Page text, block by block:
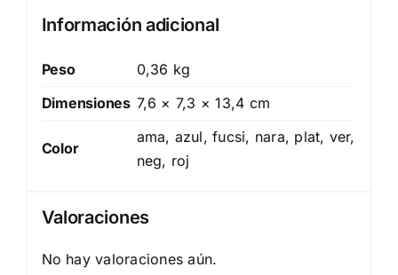
Información adicional
Peso
0,36 kg
Dimensiones 7,6 × 7,3 × 13,4 cm
Color
ama, azul, fucsi, nara, plat, ver,
neg, roj
Valoraciones
No hay valoraciones aún.